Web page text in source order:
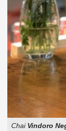
Chai Vindoro